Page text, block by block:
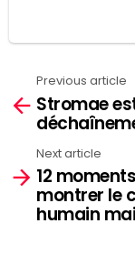
See
more
Previous article
Stromae
Next article
12
montrer le
humain